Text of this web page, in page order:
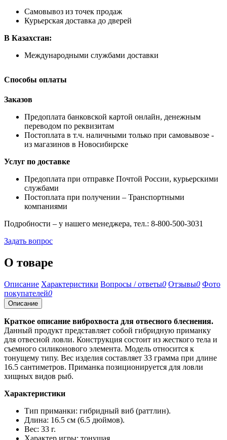
Самовывоз из точек продаж
Курьерская доставка до дверей
В Казахстан:
Международными службами доставки
Способы оплаты
Заказов
Предоплата банковской картой онлайн, денежным
переводом по реквизитам
Постоплата в т.ч. наличными только при самовывозе -
из магазинов в Новосибирске
Услуг по доставке
Предоплата при отправке Почтой России, курьерскими
службами
Постоплата при получении – Транспортными
компаниями
Подробности – у нашего менеджера, тел.: 8-800-500-3031
Задать вопрос
О товаре
Описание Характеристики Вопросы / ответы0 Отзывы0 Фото
покупателей0
Описание
Краткое описание виброхвоста для отвесного блеснения.
Данный продукт представляет собой гибридную приманку
для отвесной ловли. Конструкция состоит из жесткого тела и
съемного силиконового элемента. Модель относится к
тонущему типу. Вес изделия составляет 33 грамма при длине
16.5 сантиметров. Приманка позиционируется для ловли
хищных видов рыб.
Характеристики
Тип приманки: гибридный виб (раттлин).
Длина: 16.5 см (6.5 дюймов).
Вес: 33 г.